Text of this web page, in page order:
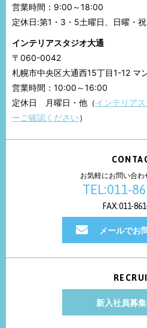
営業時間：9:00～18:00
定休日:第1・3・5土曜日、日曜・祝
インテリアスタジオ大通
〒060-0042
札幌市中央区大通西15丁目1-12 マ
営業時間：10:00～16:00
定休日 月曜日・他（インテリア
ーご確認ください）
お気軽にお問い合わ
TEL:011-
FAX:011-
メールでお
新入社員募集